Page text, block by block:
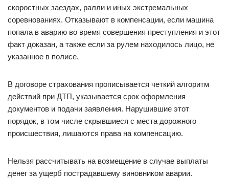
скоростных заездах, ралли и иных экстремальных
соревнованиях. Отказывают в компенсации, если машина
попала в аварию во время совершения преступления и этот
факт доказан, а также если за рулем находилось лицо, не
указанное в полисе.
В договоре страхования прописывается четкий алгоритм
действий при ДТП, указывается срок оформления
документов и подачи заявления. Нарушившие этот
порядок, в том числе скрывшиеся с места дорожного
происшествия, лишаются права на компенсацию.
Нельзя рассчитывать на возмещение в случае выплаты
денег за ущерб пострадавшему виновником аварии.